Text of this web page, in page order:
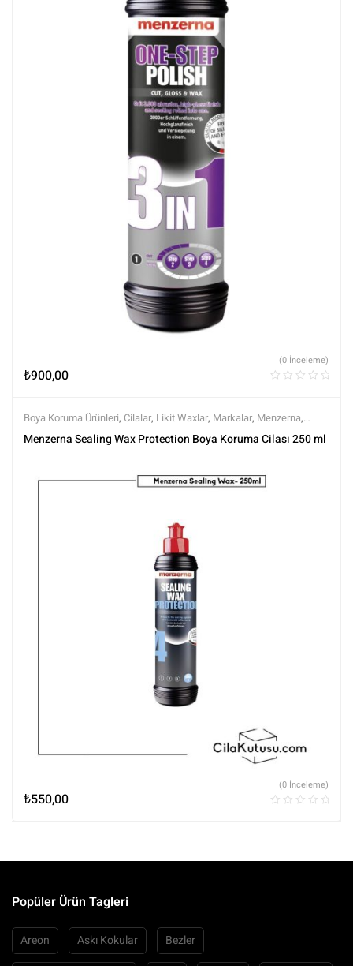
₺900,00
(0 İnceleme)
Boya Koruma Ürünleri, Cilalar, Likit Waxlar, Markalar, Menzerna,
Parlatma,Polisaj ve Parlatma,Tüm Ürünler, Tüm Ürünler,Wax
Menzerna Sealing Wax Protection Boya Koruma Cilası 250 ml
₺550,00
(0 İnceleme)
Popüler Ürün Tagleri
Areon Askı Kokular Bezler